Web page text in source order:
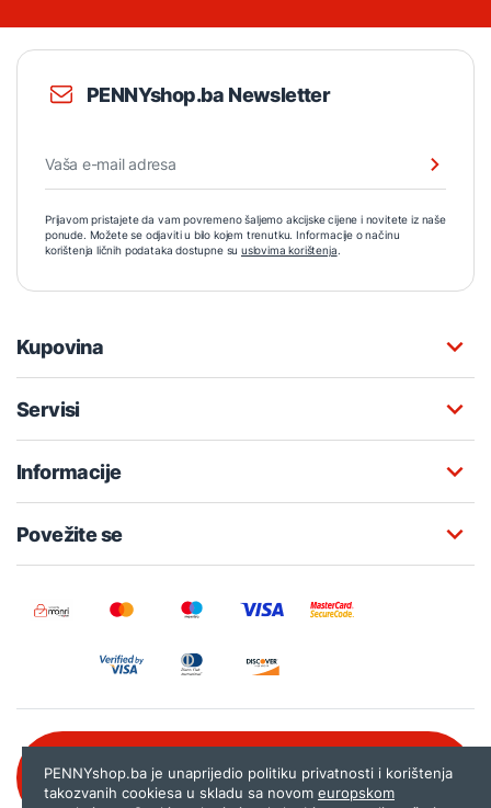
PENNYshop.ba Newsletter
Prijavom pristajete da vam povremeno šaljemo akcijske cijene i novitete iz naše
ponude. Možete se odjaviti u bilo kojem trenutku. Informacije o načinu
korištenja ličnih podataka dostupne su uslovima korištenja.
Kupovina
Servisi
Informacije
Povežite se
080 020 261
PENNYshop.ba je unaprijedio politiku privatnosti i korištenja
takozvanih cookiesa u skladu sa novom europskom